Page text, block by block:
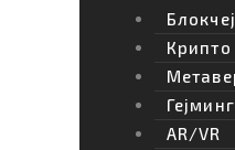
Крипто
Гејминг
AR/VR